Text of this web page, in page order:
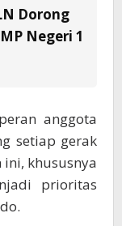
Dorong
Negeri 1
anggota
setiap gerak
khususnya
prioritas